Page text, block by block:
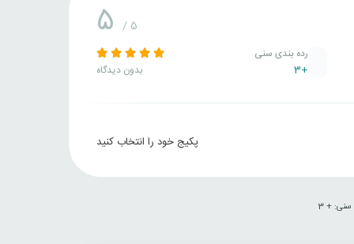
رده بندی سنی
+3
5 / 5
بدون دیدگاه
پکیج خود را انتخاب کنید
سنی‌: + 3